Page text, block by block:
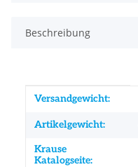
Beschreibung
Produkteigenschaft
Wert
Versandgewicht:
Artikelgewicht:
Krause
Katalogseite: